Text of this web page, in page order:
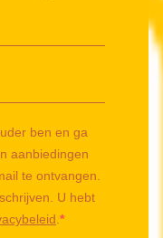
ben en ga
aanbiedingen
te ontvangen.
U hebt